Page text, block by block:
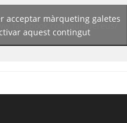
guiadereus/
acceptar màrqueting galetes
aquest contingut